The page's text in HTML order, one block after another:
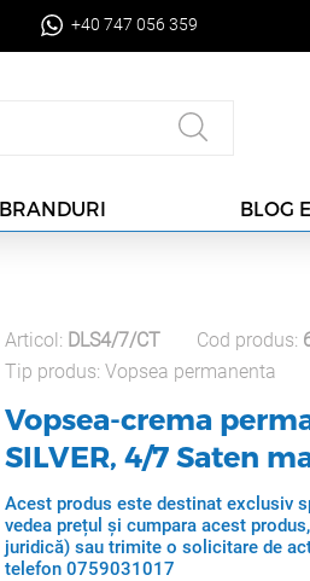
+40 747 056 359
BRANDURI BLOG
Articol: DLS4/7/CT Cod produs:
Tip produs: Vopsea permanenta
Vopsea-crema
SILVER, 4/7 Saten
Acest produs este destinat exclusiv
vedea prețul și cumpara acest
juridică) sau trimite o solicitare de
telefon 0759031017